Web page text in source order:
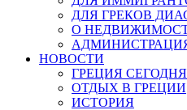
ДЛЯ ГРЕКОВ
О
НОВОСТИ
ГРЕЦИЯ СЕГОДНЯ
ОТДЫХ В ГРЕЦИИ
ИСТОРИЯ